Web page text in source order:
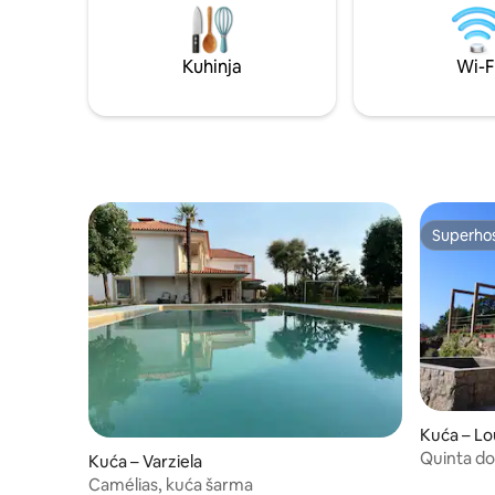
će biti dostupan od mjeseca travnja 2025.
koji žele
tražiti mir na selu.
kuće.
Kuhinja Wi-
Kuća – Varziela
Camélias, kuća šarma
Kuća –
Quinta